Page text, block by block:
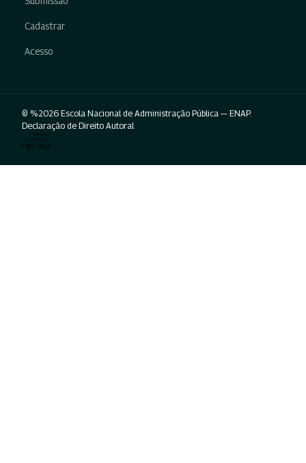
Cadastrar
Acesso
© %2026 Escola Nacional de Administração Pública — ENAP.
Declaração de Direito Autoral